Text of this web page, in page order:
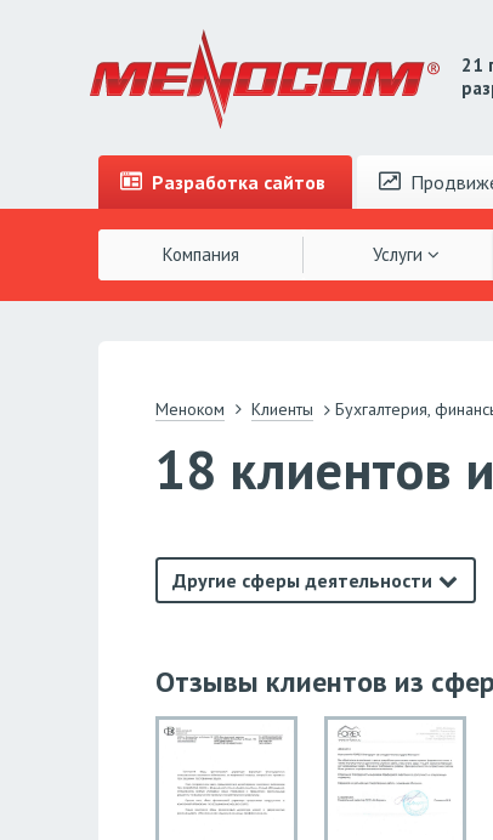
21
Разработка сайтов
Компания Услуги
Меноком Клиенты Бухгалтерия,
18 клиентов
Другие сферы деятельности
Отзывы клиентов из